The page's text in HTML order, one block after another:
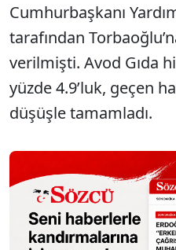
Cumhurbaşkanı
tarafından
verilmişti. Avod Gıda
yüzde 4.9’luk, geçen
düşüşle tamamladı.